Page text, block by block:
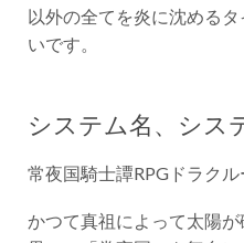
以外の全てを炎に沈める
いです。
システム名、シス
常夜国騎士譚RPGドラクル
かつて真祖によって太陽